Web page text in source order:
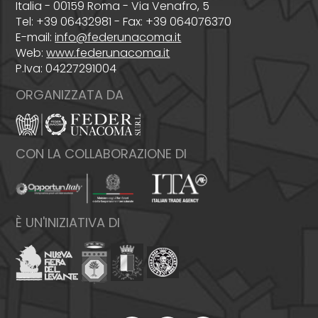
Italia - 00159 Roma - Via Venafro, 5
Tel: +39 06432981 - Fax: +39 064076370
E-mail:info@federunacoma.it
Web:www.federunacoma.it
P.Iva: 04227291004
ORGANIZZATA DA
CON LA COLLABORAZIONE DI
È UN'INIZIATIVA DI